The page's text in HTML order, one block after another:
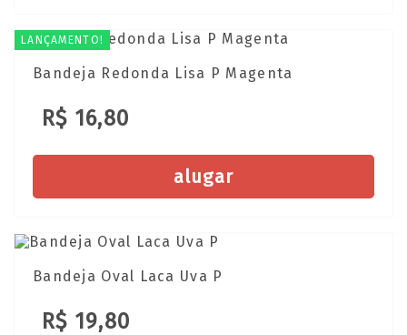
LANÇAMENTO!
Bandeja Redonda Lisa P Magenta
R$ 16,80
alugar
Bandeja Oval Laca Uva P
R$ 19,80